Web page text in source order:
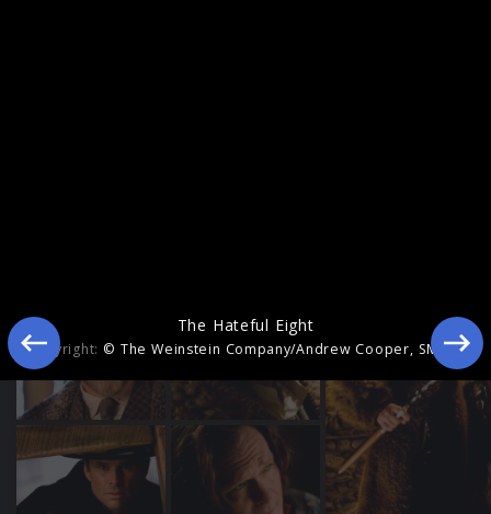
The Hateful Eight
Copyright: © The Weinstein Company/Andrew Cooper, SMPSP